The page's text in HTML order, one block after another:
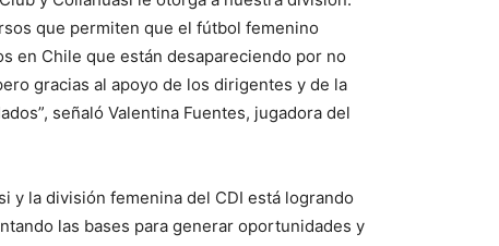
que permiten que el fútbol femenino
en Chile que están desapareciendo por no
gracias al apoyo de los dirigentes y de la
señaló Valentina Fuentes, jugadora del
y la división femenina del CDI está logrando
las bases para generar oportunidades y